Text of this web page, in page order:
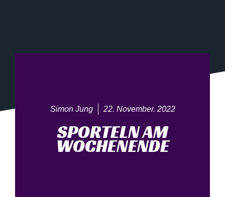
Simon Jung 22. November. 2022
SPORTELN AM
WOCHENENDE